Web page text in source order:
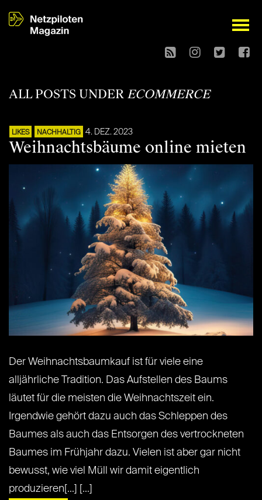
open
ALL POSTS UNDER ECOMMERCE
LIKES NACHHALTIG 4. DEZ. 2023
Weihnachtsbäume online mieten
Der Weihnachtsbaumkauf ist für viele eine
alljährliche Tradition. Das Aufstellen des Baums
läutet für die meisten die Weihnachtszeit ein.
Irgendwie gehört dazu auch das Schleppen des
Baumes als auch das Entsorgen des vertrockneten
Baumes im Frühjahr dazu. Vielen ist aber gar nicht
bewusst, wie viel Müll wir damit eigentlich
produzieren[...] [...]